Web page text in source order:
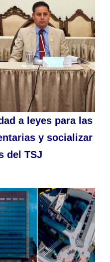
a leyes para las
y socializar
del TSJ